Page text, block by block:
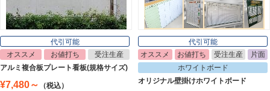
ポスターフレーム
Poster Frame
イーゼル
Easel
代引可能
オススメ
お値打ち
受注生産
アルミ複合板プレート看板(規格サイズ)
¥7,480～
（税込）
代引可能
オススメ
お値打ち 受注生産
片面
ホワイトボード
オリジナル壁掛けホワイトボード